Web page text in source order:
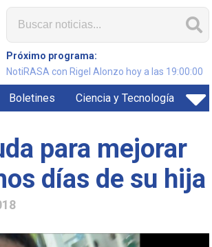
Próximo programa:
NotiRASA con Rigel Alonzo hoy a las 19:00:00
Boletines Ciencia y Tecnología
para mejorar
días de su hija